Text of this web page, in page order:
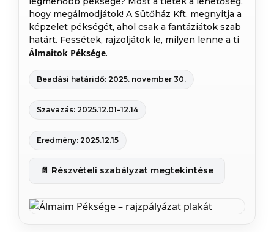
hogy megálmodjátok! A Sütőház Kft. megnyitja a
képzelet pékségét, ahol csak a fantáziátok szab
határt. Fessétek, rajzoljátok le, milyen lenne a ti
Álmaitok Péksége.
Beadási határidő: 2025. november 30.
Szavazás: 2025.12.01–12.14
Eredmény: 2025.12.15
📄 Részvételi szabályzat megtekintése